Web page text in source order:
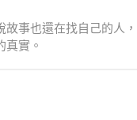
事也還在找自己的人
真實。